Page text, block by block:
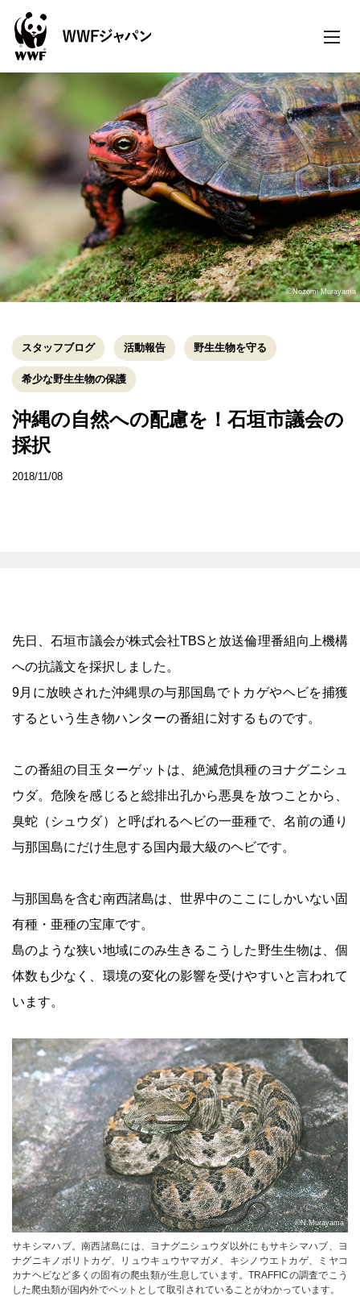
toggle
©Nozomi Murayama
スタッフブログ 活動報告 野生生物を守る
希少な野生生物の保護
沖縄の自然への配慮を！石垣市議会の
採択
2018/11/08
先日、石垣市議会が株式会社TBSと放送倫理番組向上機構
への抗議文を採択しました。
9月に放映された沖縄県の与那国島でトカゲやヘビを捕獲
するという生き物ハンターの番組に対するものです。
この番組の目玉ターゲットは、絶滅危惧種のヨナグニシュ
ウダ。危険を感じると総排出孔から悪臭を放つことから、
臭蛇（シュウダ）と呼ばれるヘビの一亜種で、名前の通り
与那国島にだけ生息する国内最大級のヘビです。
与那国島を含む南西諸島は、世界中のここにしかいない固
有種・亜種の宝庫です。
島のような狭い地域にのみ生きるこうした野生生物は、個
体数も少なく、環境の変化の影響を受けやすいと言われて
います。
©N.Murayama
サキシマハブ。南西諸島には、ヨナグニシュウダ以外にもサキシマハブ、ヨ
ナグニキノボリトカゲ、リュウキュウヤマガメ、キシノウエトカゲ、ミヤコ
カナヘビなど多くの固有の爬虫類が生息しています。TRAFFICの調査でこう
した爬虫類が国内外でペットとして取引されていることがわかっています。